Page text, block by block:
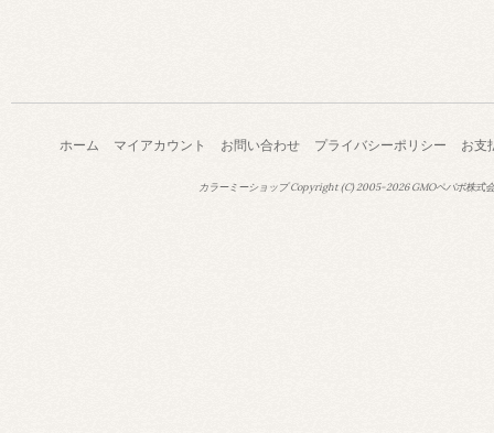
ホーム マイアカウント お問い合わせ プライバシーポリシー お支
カラーミーショップCopyright (C) 2005-2026GMOペパボ株式